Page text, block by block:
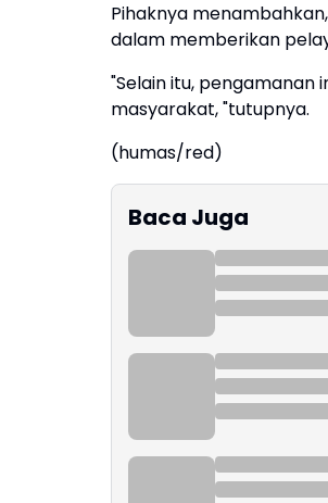
Pihaknya
dalam memberikan
"Selain itu, pengamanan
masyarakat, "tutupnya.
(humas/red)
Baca Juga